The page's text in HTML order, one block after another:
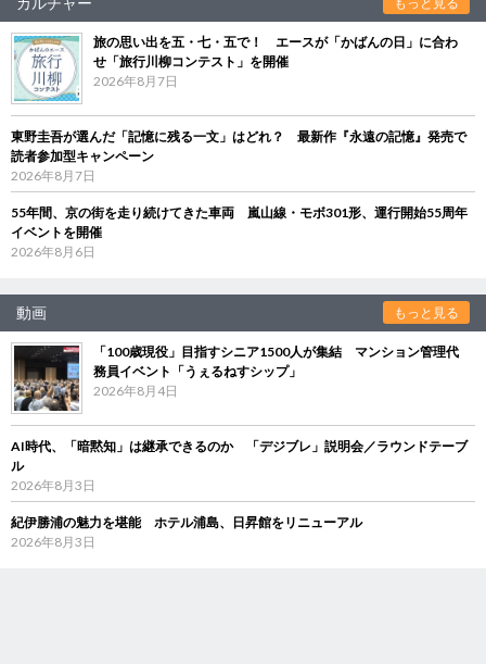
旅の思い出を五・七・五で！ エースが「かばんの日」に合わ
せ「旅行川柳コンテスト」を開催
2026年8月7日
東野圭吾が選んだ「記憶に残る一文」はどれ？ 最新作『永遠の記憶』発売で
読者参加型キャンペーン
2026年8月7日
55年間、京の街を走り続けてきた車両 嵐山線・モボ301形、運行開始55周年
イベントを開催
2026年8月6日
動画 もっと見る
「100歳現役」目指すシニア1500人が集結 マンション管理代
務員イベント「うぇるねすシップ」
2026年8月4日
AI時代、「暗黙知」は継承できるのか 「デジブレ」説明会／ラウンドテーブ
ル
2026年8月3日
紀伊勝浦の魅力を堪能 ホテル浦島、日昇館をリニューアル
2026年8月3日